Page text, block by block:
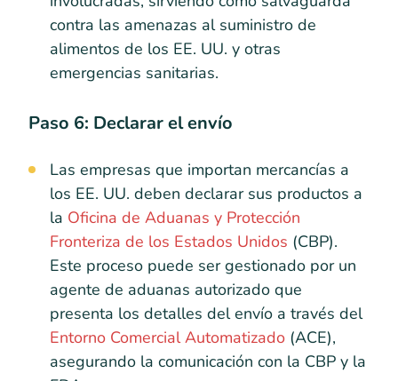
contra las amenazas al suministro de
alimentos de los EE. UU. y otras
emergencias sanitarias.
Paso 6: Declarar el envío
Las empresas que importan mercancías a
los EE. UU. deben declarar sus productos a
la Oficina de Aduanas y Protección
Fronteriza de los Estados Unidos (CBP).
Este proceso puede ser gestionado por un
agente de aduanas autorizado que
presenta los detalles del envío a través del
Entorno Comercial Automatizado (ACE),
asegurando la comunicación con la CBP y la